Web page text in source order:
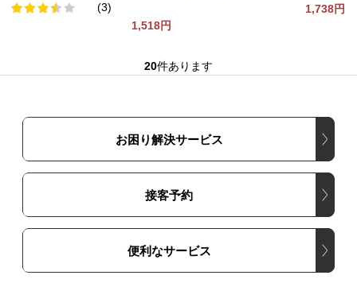
(3)
1,518円
1,738円
20件あります
お困り解決サービス
接客予約
便利なサービス